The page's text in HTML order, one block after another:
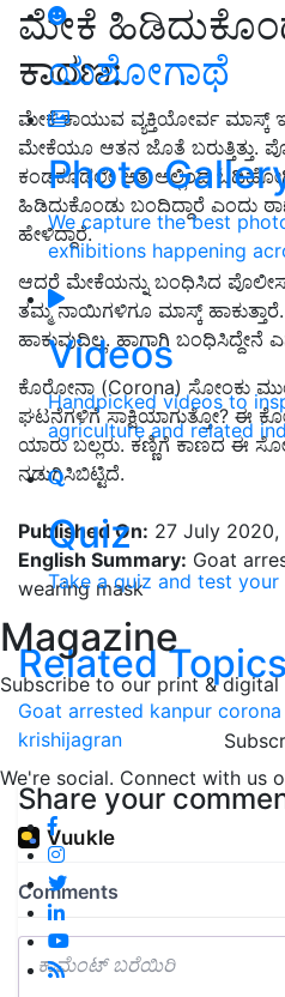
ಯಶೋಗಾಥೆ
Photo
We capture the best
exhibitions happening
Videos
Handpicked videos to
agriculture and related
Quiz
Take a quiz and test
Magazine
Subscribe to our print & digital
We're social. Connect with us
ಮೇಕೆ
ಕಾರಣ:
ಮೇಕೆ ಕಾಯುವ ವ್ಯಕ್ತಿಯೋರ್ವ ಮಾಸ್ಕ್
ಮೇಕೆಯೂ ಆತನ ಜೊತೆ ಬರುತ್ತಿತ್ತು.
ಕಂಡಕೂಡಲೇ ಆತ ಅಲ್ಲಿಂದ
ಹಿಡಿದುಕೊಂಡು ಬಂದಿದ್ದಾರೆ ಎಂದು
ಹೇಳಿದ್ದಾರೆ.
ಆದರೆ ಮೇಕೆಯನ್ನು ಬಂಧಿಸಿದ
ತಮ್ಮ ನಾಯಿಗಳಿಗೂ ಮಾಸ್ಕ್
ಹಾಕುವುದಿಲ್ಲ. ಹಾಗಾಗಿ ಬಂಧಿಸಿದ್ದೇನೆ
ಕೊರೋನಾ (Corona) ಸೋಂಕು
ಘಟನೆಗಳಿಗೆ ಸಾಕ್ಷಿಯಾಗುತ್ತೋ? ಈ
ಯಾರು ಬಲ್ಲರು. ಕಣ್ಣಿಗೆ ಕಾಣದ ಈ
ನಡುಗಿಸಿಬಿಟ್ಟಿದೆ.
Published On: 27 July 2020,
English Summary: Goat
wearing mask
Related Topics
Goat arrested kanpur corona
krishijagran
Share your